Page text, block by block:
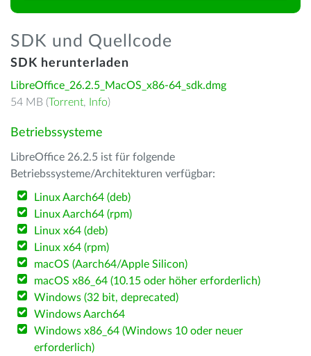
SDK und Quellcode
SDK herunterladen
LibreOffice_26.2.5_MacOS_x86-64_sdk.dmg
54 MB (Torrent, Info)
Betriebssysteme
LibreOffice 26.2.5 ist für folgende
Betriebssysteme/Architekturen verfügbar:
Linux Aarch64 (deb)
Linux Aarch64 (rpm)
Linux x64 (deb)
Linux x64 (rpm)
macOS (Aarch64/Apple Silicon)
macOS x86_64 (10.15 oder höher erforderlich)
Windows (32 bit, deprecated)
Windows Aarch64
Windows x86_64 (Windows 10 oder neuer
erforderlich)